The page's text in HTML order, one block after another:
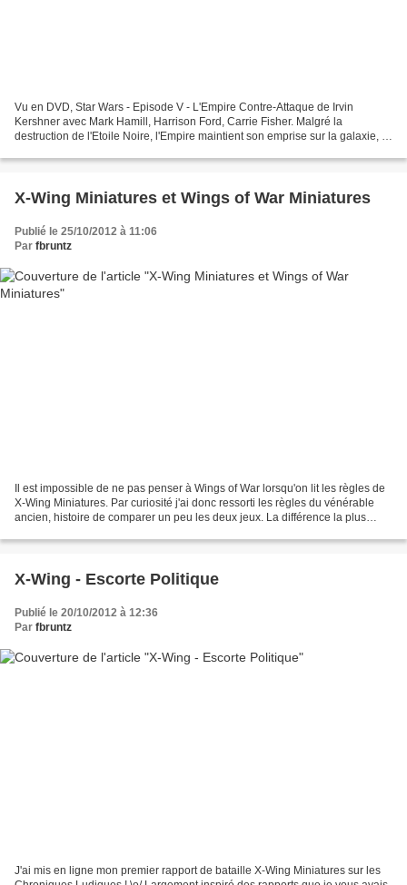
Vu en DVD, Star Wars - Episode V - L'Empire Contre-Attaque de Irvin
Kershner avec Mark Hamill, Harrison Ford, Carrie Fisher. Malgré la
destruction de l'Etoile Noire, l'Empire maintient son emprise sur la galaxie, et
X-Wing Miniatures et Wings of War Miniatures
Publié le 25/10/2012 à 11:06
Par fbruntz
Il est impossible de ne pas penser à Wings of War lorsqu'on lit les règles de
X-Wing Miniatures. Par curiosité j'ai donc ressorti les règles du vénérable
ancien, histoire de comparer un peu les deux jeux. La différence la plus
X-Wing - Escorte Politique
Publié le 20/10/2012 à 12:36
Par fbruntz
J'ai mis en ligne mon premier rapport de bataille X-Wing Miniatures sur les